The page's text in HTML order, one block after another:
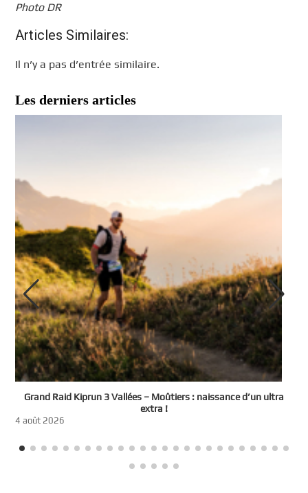
Photo DR
Articles Similaires:
Il n’y a pas d’entrée similaire.
Les derniers articles
Grand Raid Kiprun 3 Vallées – Moûtiers : naissance d’un ultra
extra !
4 août 2026